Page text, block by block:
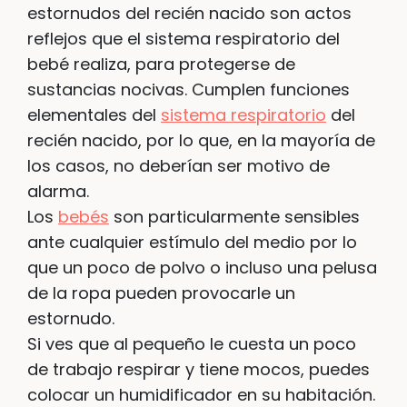
estornudos del recién nacido son actos
reflejos que el sistema respiratorio del
bebé realiza, para protegerse de
sustancias nocivas. Cumplen funciones
elementales del sistema respiratorio del
recién nacido, por lo que, en la mayoría de
los casos, no deberían ser motivo de
alarma.
Los bebés son particularmente sensibles
ante cualquier estímulo del medio por lo
que un poco de polvo o incluso una pelusa
de la ropa pueden provocarle un
estornudo.
Si ves que al pequeño le cuesta un poco
de trabajo respirar y tiene mocos, puedes
colocar un humidificador en su habitación.